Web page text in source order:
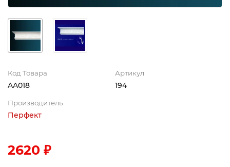
Код Товара
AA018
Артикул
194
Производитель
Перфект
2620 ₽